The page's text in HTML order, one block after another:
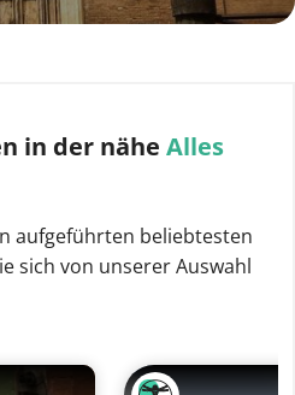
in der nähe Alles
aufgeführten beliebtesten
sich von unserer Auswahl